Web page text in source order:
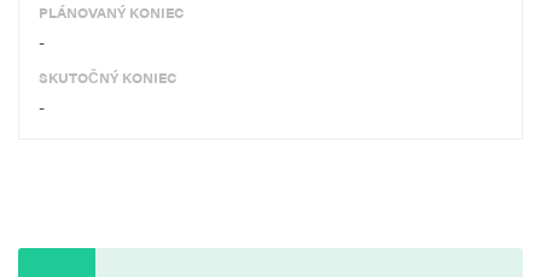
PLÁNOVANÝ KONIEC
-
SKUTOČNÝ KONIEC
-